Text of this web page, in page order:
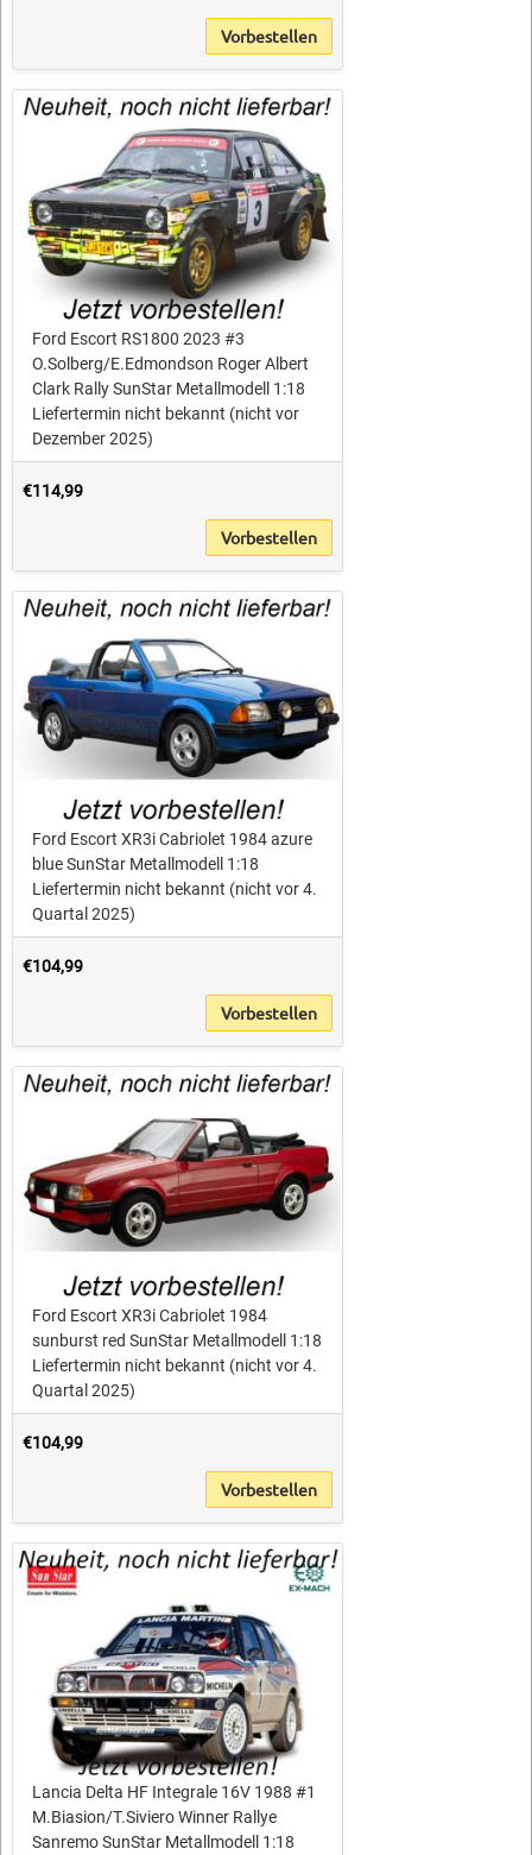
Vorbestellen
Ford Escort RS1800 2023 #3
O.Solberg/E.Edmondson Roger Albert
Clark Rally SunStar Metallmodell 1:18
Liefertermin nicht bekannt (nicht vor
Dezember 2025)
€114,99
Vorbestellen
Ford Escort XR3i Cabriolet 1984 azure
blue SunStar Metallmodell 1:18
Liefertermin nicht bekannt (nicht vor 4.
Quartal 2025)
€104,99
Vorbestellen
Ford Escort XR3i Cabriolet 1984
sunburst red SunStar Metallmodell 1:18
Liefertermin nicht bekannt (nicht vor 4.
Quartal 2025)
€104,99
Vorbestellen
Lancia Delta HF Integrale 16V 1988 #1
M.Biasion/T.Siviero Winner Rallye
Sanremo SunStar Metallmodell 1:18